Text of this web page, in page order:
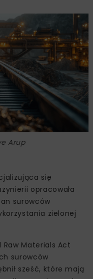
Arup
się
opracowała
surowców
zielonej
Raw Materials Act
surowców
sześć, które mają